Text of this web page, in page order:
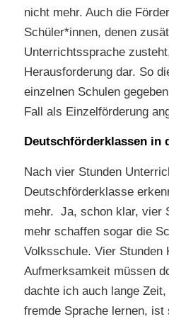
nicht mehr. Auch die
Schüler*innen, denen
Unterrichtssprache
Herausforderung dar. So
einzelnen Schulen
Fall als Einzelförderung
Deutschförderklassen in
Nach vier Stunden
Deutschförderklasse
mehr. Ja, schon klar, vier
mehr schaffen sogar die
Volksschule. Vier Stunden
Aufmerksamkeit müssen
dachte ich auch lange
fremde Sprache lernen, ist